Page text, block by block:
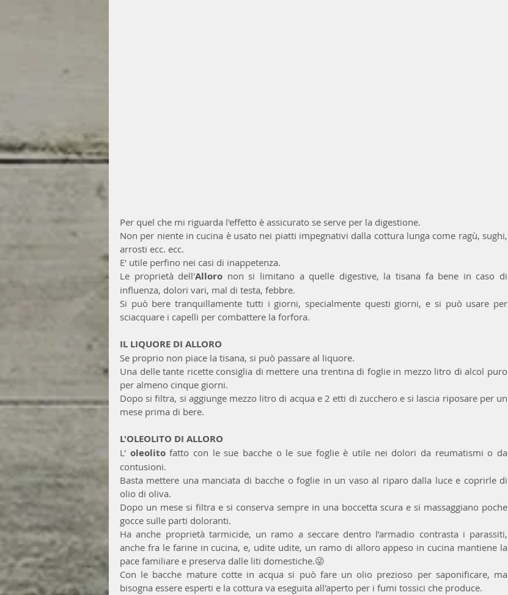
Per quel che mi riguarda l'effetto è assicurato se serve per la digestione.
Non per niente in cucina è usato nei piatti impegnativi dalla cottura lunga come ragù, sughi,
arrosti ecc. ecc.
E' utile perfino nei casi di inappetenza.
Le proprietà dell'Alloro non si limitano a quelle digestive, la tisana fa bene in caso di
influenza, dolori vari, mal di testa, febbre.
Si può bere tranquillamente tutti i giorni, specialmente questi giorni, e si può usare per
sciacquare i capelli per combattere la forfora.
IL LIQUORE DI ALLORO
Se proprio non piace la tisana, si può passare al liquore.
Una delle tante ricette consiglia di mettere una trentina di foglie in mezzo litro di alcol puro
per almeno cinque giorni.
Dopo si filtra, si aggiunge mezzo litro di acqua e 2 etti di zucchero e si lascia riposare per un
mese prima di bere.
L'OLEOLITO DI ALLORO
L' oleolito fatto con le sue bacche o le sue foglie è utile nei dolori da reumatismi o da
contusioni.
Basta mettere una manciata di bacche o foglie in un vaso al riparo dalla luce e coprirle di
olio di oliva.
Dopo un mese si filtra e si conserva sempre in una boccetta scura e si massaggiano poche
gocce sulle parti doloranti.
Ha anche proprietà tarmicide, un ramo a seccare dentro l’armadio contrasta i parassiti,
anche fra le farine in cucina, e, udite udite, un ramo di alloro appeso in cucina mantiene la
pace familiare e preserva dalle liti domestiche.😜
Con le bacche mature cotte in acqua si può fare un olio prezioso per saponificare, ma
bisogna essere esperti e la cottura va eseguita all'aperto per i fumi tossici che produce.